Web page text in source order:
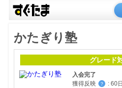
かたぎり塾
グレード
入会完了
獲得反映
？ : 60